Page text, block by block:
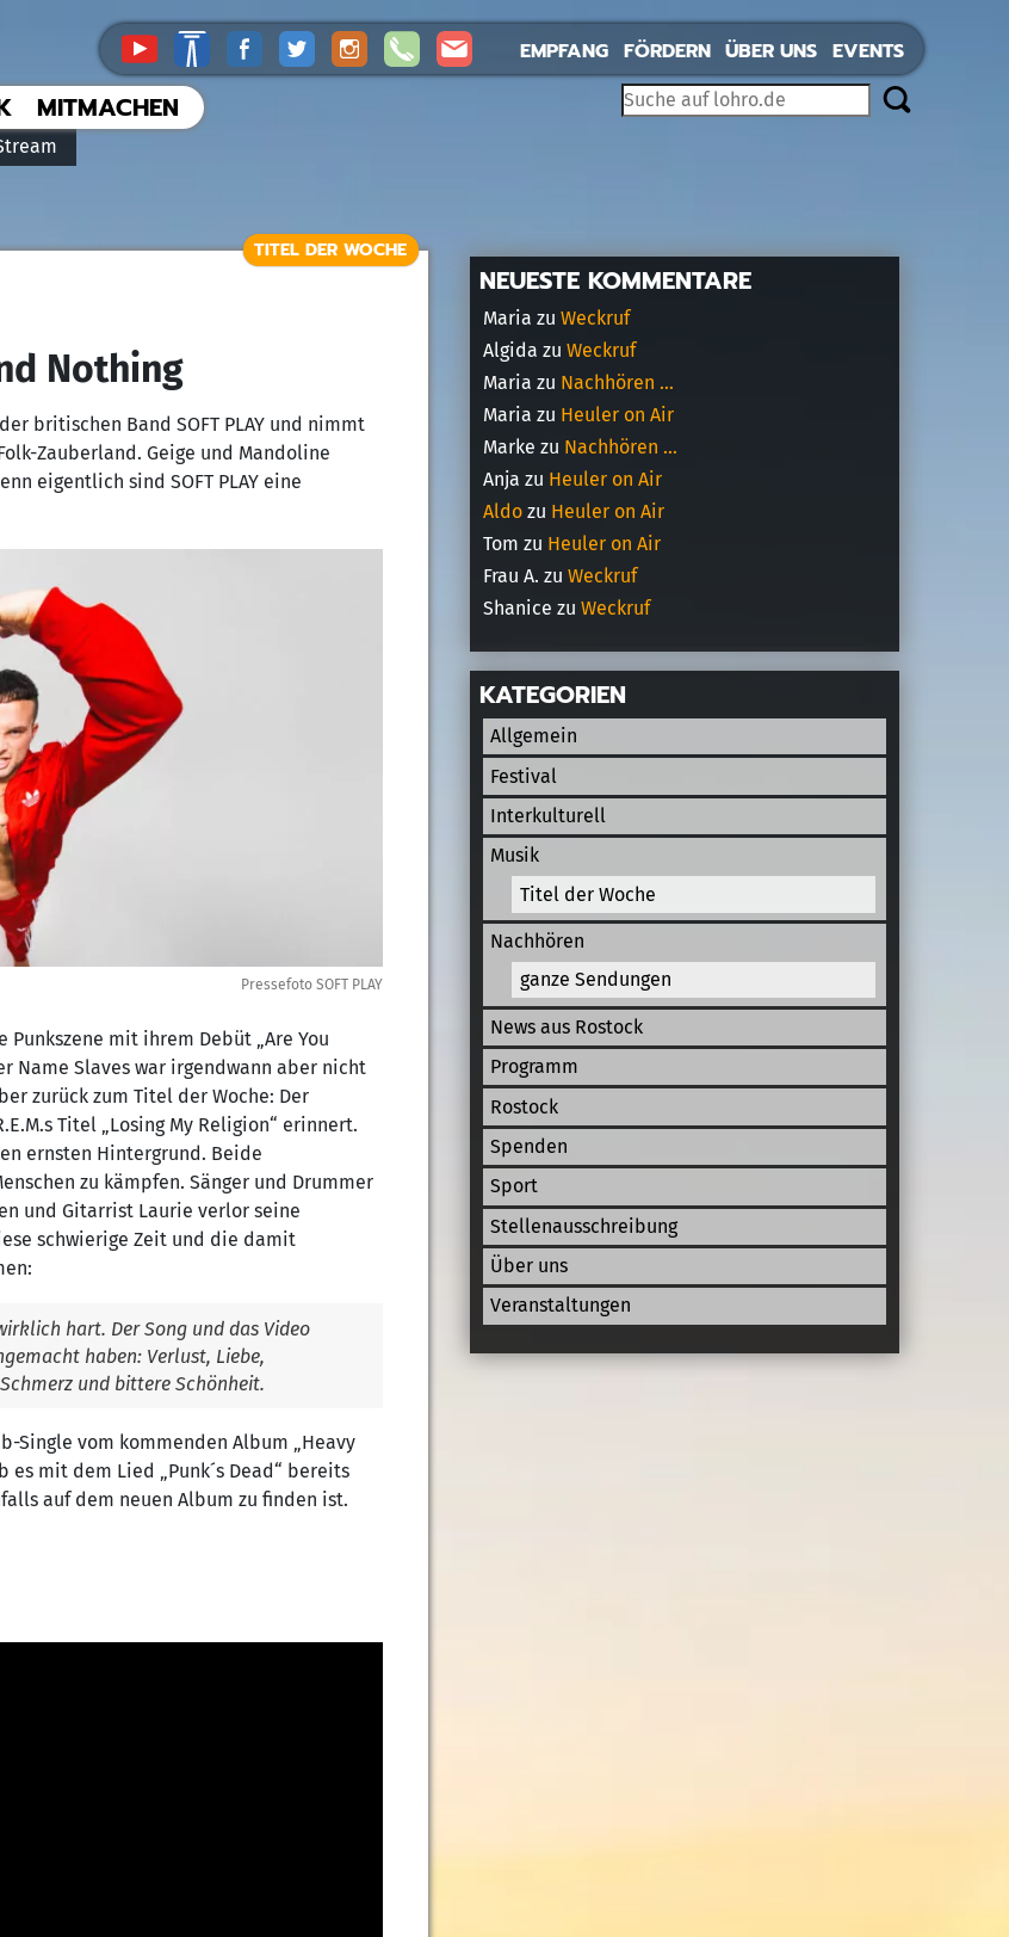
EMPFANG FÖRDERN ÜBER UNS EVENTS
MITMACHEN
TITEL DER WOCHE
Nothing
britischen Band SOFT PLAY und nimmt
Zauberland. Geige und Mandoline
eigentlich sind SOFT PLAY eine
Pressefoto SOFT PLAY
mit ihrem Debüt „Are You
Name Slaves war irgendwann aber nicht
zurück zum Titel der Woche: Der
Titel „Losing My Religion“ erinnert.
ernsten Hintergrund. Beide
zu kämpfen. Sänger und Drummer
und Gitarrist Laurie verlor seine
schwierige Zeit und die damit
hart. Der Song und das Video
haben: Verlust, Liebe,
und bittere Schönheit.
Single vom kommenden Album „Heavy
es mit dem Lied „Punk´s Dead“ bereits
auf dem neuen Album zu finden ist.
NEUESTE KOMMENTARE
Maria zu Weckruf
Algida zu Weckruf
Maria zu Nachhören …
Maria zu Heuler on Air
Marke zu Nachhören …
Anja zu Heuler on Air
Aldo zu Heuler on Air
Tom zu Heuler on Air
Frau A. zu Weckruf
Shanice zu Weckruf
KATEGORIEN
Allgemein
Festival
Interkulturell
Musik
Titel der Woche
Nachhören
ganze Sendungen
News aus Rostock
Programm
Rostock
Spenden
Sport
Stellenausschreibung
Über uns
Veranstaltungen